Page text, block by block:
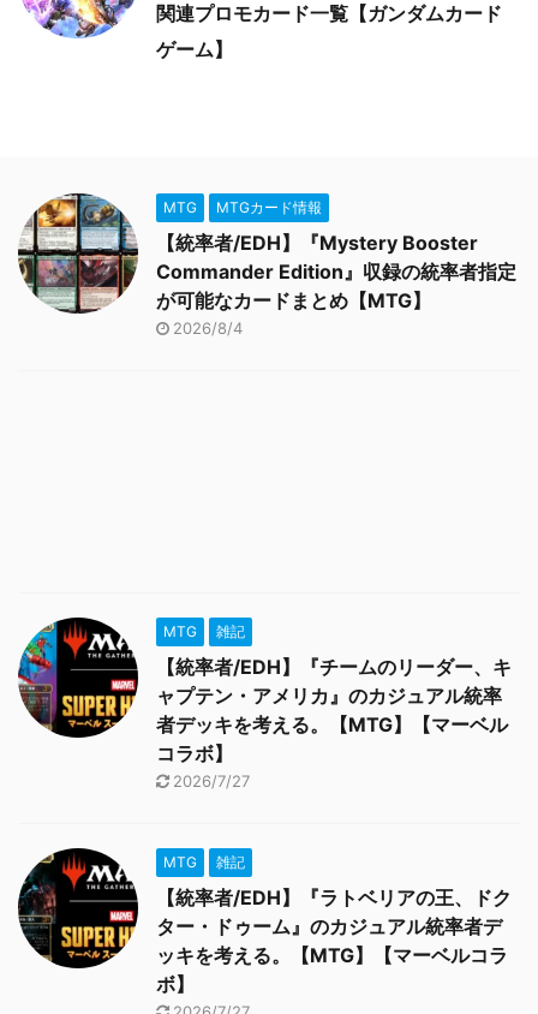
関連プロモカード一覧【ガンダムカード
ゲーム】
MTG MTGカード情報
【統率者/EDH】『Mystery Booster
Commander Edition』収録の統率者指定
が可能なカードまとめ【MTG】
2026/8/4
MTG 雑記
【統率者/EDH】『チームのリーダー、キ
ャプテン・アメリカ』のカジュアル統率
者デッキを考える。【MTG】【マーベル
コラボ】
2026/7/27
MTG 雑記
【統率者/EDH】『ラトベリアの王、ドク
ター・ドゥーム』のカジュアル統率者デ
ッキを考える。【MTG】【マーベルコラ
ボ】